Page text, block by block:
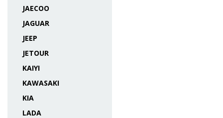
JAECOO
JAGUAR
JEEP
JETOUR
KAIYI
KAWASAKI
KIA
LADA